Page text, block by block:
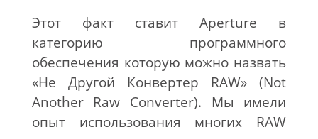
Этот факт ставит Aperture в
категорию программного
обеспечения которую можно назвать
«Не Другой Конвертер RAW» (Not
Another Raw Converter). Мы имели
опыт использования многих RAW